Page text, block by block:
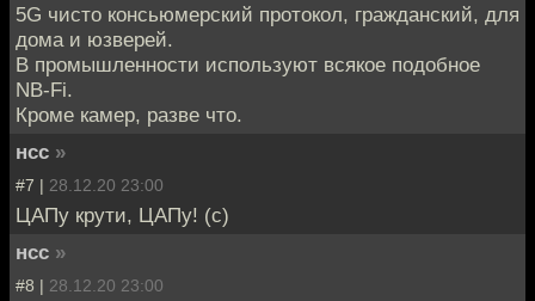
5G чисто консьюмерский протокол, гражданский, для
дома и юзверей.
В промышленности используют всякое подобное
NB-Fi.
Кроме камер, разве что.
нсс »
#7 | 28.12.20 23:00
ЦАПу крути, ЦАПу! (с)
нсс »
#8 | 28.12.20 23:00